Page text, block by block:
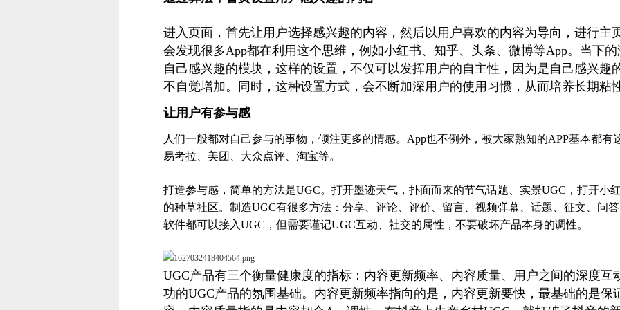
进入页面，首先让用户选择感兴趣的内容，然后以用户喜欢的内容为导向，进行主
会发现很多App都在利用这个思维，例如小红书、知乎、头条、微博等App。当下
自己感兴趣的模块，这样的设置，不仅可以发挥用户的自主性，因为是自己感兴趣
不自觉增加。同时，这种设置方式，会不断加深用户的使用习惯，从而培养长期粘
让用户有参与感
人们一般都对自己参与的事物，倾注更多的情感。App也不例外，被大家熟知的APP基本都有
易考拉、美团、大众点评、淘宝等。
打造参与感，简单的方法是UGC。打开墨迹天气，扑面而来的节气话题、实景UGC，打开小
的种草社区。制造UGC有很多方法：分享、评论、评价、留言、视频弹幕、话题、征文、问
软件都可以接入UGC，但需要谨记UGC互动、社交的属性，不要破坏产品本身的调性。
UGC产品有三个衡量健康度的指标：内容更新频率、内容质量、用户之间的深度互
功的UGC产品的氛围基础。内容更新频率指向的是，内容更新要快，最基础的是保